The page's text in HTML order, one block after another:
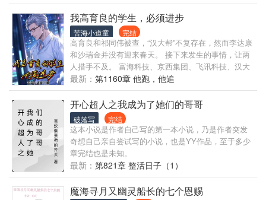
覆灭种种阴谋，步步高升! 数次升迁，数不清激烈的明
争暗斗争，历经波折，敲碎了在汉东编织的黑网，踏
上汉东权力之巅! 小金子来也不得不感叹，还是祁书记
有魄力，干一件成一件。
证据里
我高育良的学生，必须进步
苦海小道童 完结
高育良和祁同伟被查，“汉大帮”不复存在，然而李达康
和沙瑞金并没有迎来春天。 接下来发生的事情，让两
人措手不及。 富海科技、京西集团、飞讯科技、汉大
地产等六家资产千亿的企业突然宣布停止对汉东的投
资，并将总部以及工厂全部搬离汉东。 顿时，整个汉
东的经济增长陷入停滞，数十万人失业。 与此同时，
原本治安水平很好的汉东，突然各类治安案件开始频
发。 面对这种情况，沙瑞金和李达康使出浑身解数，
然而却并不奏效，因此被追责。 鉴于这种情况，上级
决定终止对高育良和祁同伟的调查，从新启用两人。
重回汉东的高育良：“我二十年的布局，就是为了今
天。” 祁同伟：“高老师，做您的学生，不进步都不
行。” 偏官场、偏群像、非无脑爽。
最新： 第1160章 他跑，他追
开心超人之我成为了她们的哥哥
破落写 完结
这本小说是作者自己写的第一本小说，乃是作者突发
奇想自己亲自尝试写的小说，也是YY作品，至于多少
章完结也是未知。
最新： 第821章 整活日子（1）
魔海寻月又幽灵船长的七个恩赐